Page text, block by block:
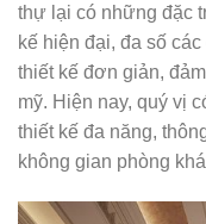
thự lại có những đặc
kế hiện đại, đa số
thiết kế đơn giản,
mỹ. Hiện nay, quý vị
thiết kế đa năng,
không gian phòng